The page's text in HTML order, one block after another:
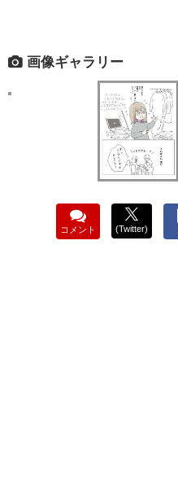
画像ギャラリー
コメント (Twitter)